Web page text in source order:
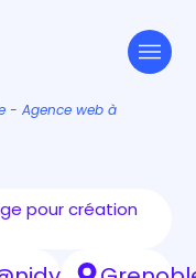
-Agence web à
pour création